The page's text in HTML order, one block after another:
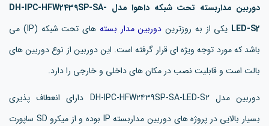
دوربین مداربسته تحت شبکه داهوا مدل DH-IPC-HFW2439SP-SA-
LED-S2 یکی از به روزترین دوربین مدار بسته
های تحت شبکه (IP) می
باشد که مورد توجه ویژه ای قرار گرفته است. این دوربین از نوع دوربین های
بالت است و قابلیت نصب در مکان های داخلی و خارجی را دارد.
دوربین مدل DH-IPC-HFW2439SP-SA-LED-S2 دارای انعطاف پذیری
بسیار بالایی در پروژه های دوربین مداربسته IP بوده و از میکرو SD ساپورت